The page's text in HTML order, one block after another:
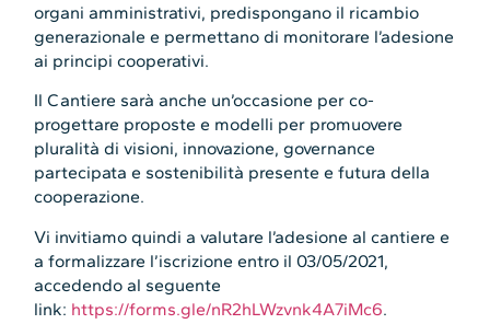
organi amministrativi, predispongano il ricambio
generazionale e permettano di monitorare l’adesione
ai principi cooperativi.
Il Cantiere sarà anche un’occasione per co-
progettare proposte e modelli per promuovere
pluralità di visioni, innovazione, governance
partecipata e sostenibilità presente e futura della
cooperazione.
Vi invitiamo quindi a valutare l’adesione al cantiere e
a formalizzare l’iscrizione entro il 03/05/2021,
accedendo al seguente
link: https://forms.gle/nR2hLWzvnk4A7iMc6.